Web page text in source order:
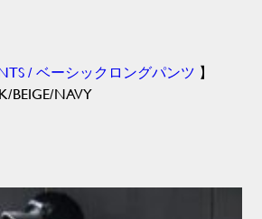
/ ベーシックロングパンツ 】
BEIGE/NAVY